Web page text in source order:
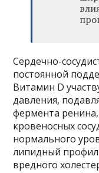
Сердечно-
постоянной
Витамин D
давления,
фермента
кровеносных
нормального
липидный
вредного